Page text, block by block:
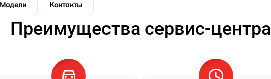
Модели Контакты
Преимущества сервис-центра